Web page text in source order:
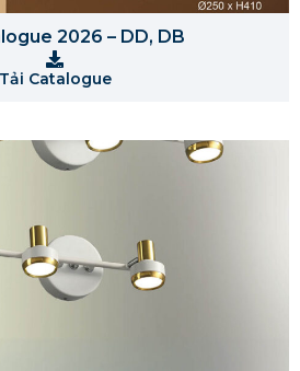
2026 – DD, DB
Tải Catalogue